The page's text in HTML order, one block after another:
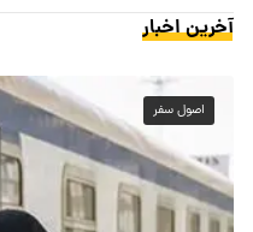
آخرین اخبار
اصول سفر